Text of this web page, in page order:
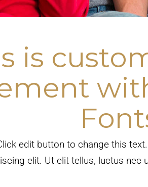
is
edit button to change this
elit. Ut elit tellus, luctus nec